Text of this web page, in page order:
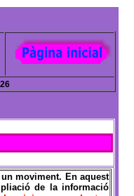
moviment. En aquest
de la informació